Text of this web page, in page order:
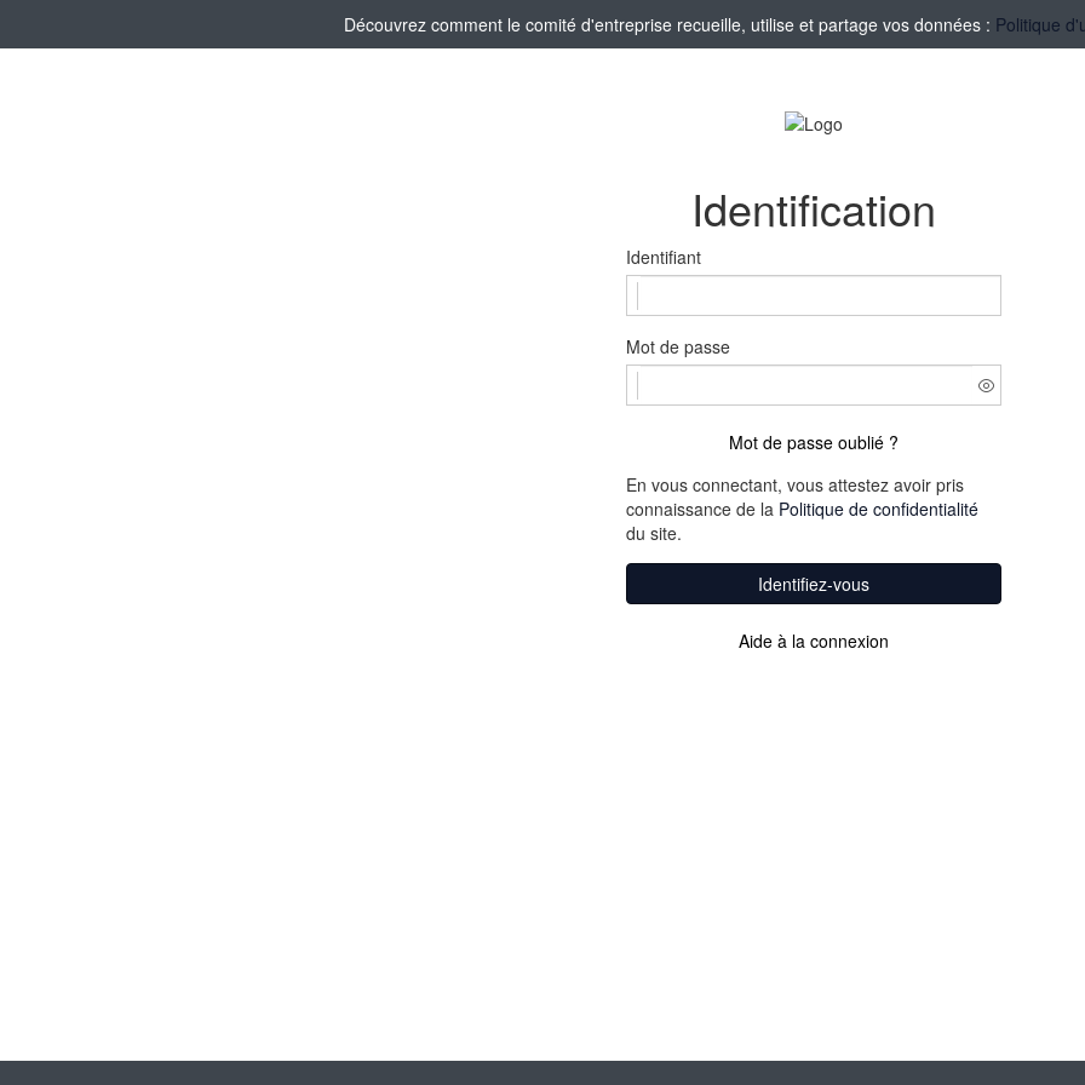
Découvrez comment le comité d'entreprise recueille, utilise et partage vos données : Politique
Identification
Identifiant
Mot de passe
Mot de passe oublié ?
En vous connectant, vous attestez avoir pris
connaissance de la Politique de confidentialité
du site.
Identifiez-vous
Aide à la connexion